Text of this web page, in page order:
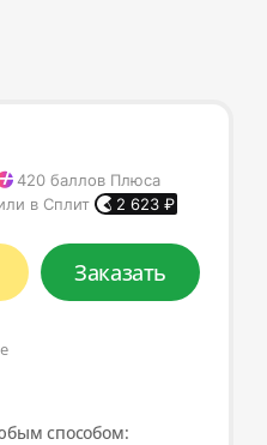
420 баллов Плюса
в Сплит
2 623 ₽
Заказать
способом: